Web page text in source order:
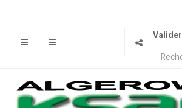
Valider